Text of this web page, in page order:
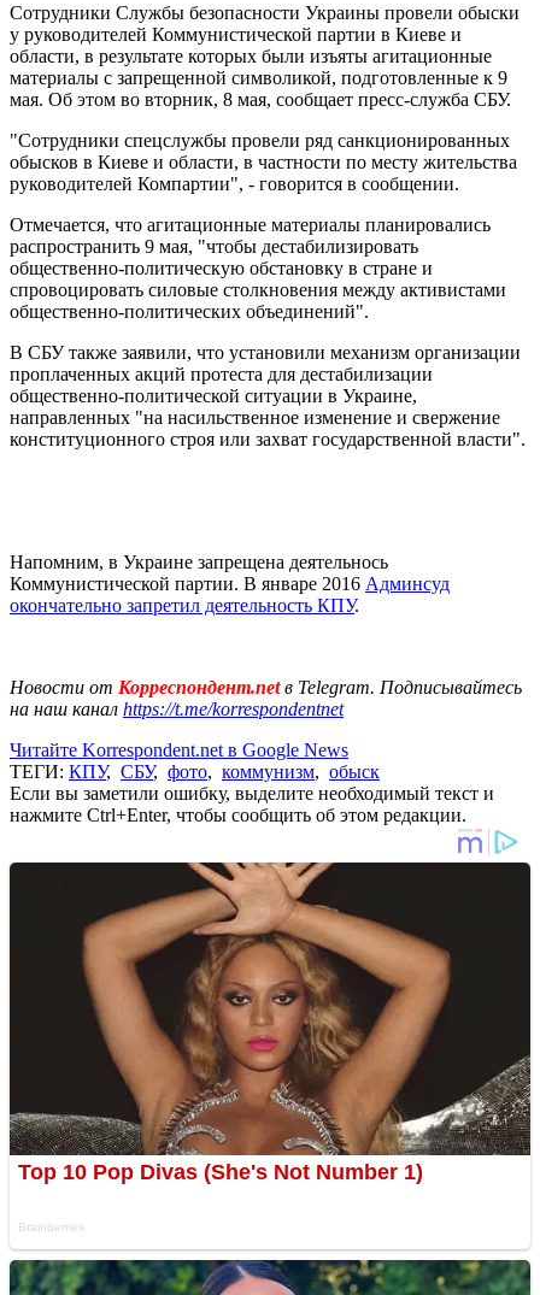
Сотрудники Службы безопасности Украины провели обыски
у руководителей Коммунистической партии в Киеве и
области, в результате которых были изъяты агитационные
материалы с запрещенной символикой, подготовленные к 9
мая. Об этом во вторник, 8 мая, сообщает пресс-служба СБУ.
"Сотрудники спецслужбы провели ряд санкционированных
обысков в Киеве и области, в частности по месту жительства
руководителей Компартии", - говорится в сообщении.
Отмечается, что агитационные материалы планировались
распространить 9 мая, "чтобы дестабилизировать
общественно-политическую обстановку в стране и
спровоцировать силовые столкновения между активистами
общественно-политических объединений".
В СБУ также заявили, что установили механизм организации
проплаченных акций протеста для дестабилизации
общественно-политической ситуации в Украине,
направленных "на насильственное изменение и свержение
конституционного строя или захват государственной власти".
Напомним, в Украине запрещена деятельнось
Коммунистической партии. В январе 2016 Админсуд
окончательно запретил деятельность КПУ.
Новости от Корреспондент.netв Telegram. Подписывайтесь
на наш канал https://t.me/korrespondentnet
Читайте Korrespondent.net в Google News
ТЕГИ: КПУ, СБУ, фото, коммунизм, обыск
Если вы заметили ошибку, выделите необходимый текст и
нажмите Ctrl+Enter, чтобы сообщить об этом редакции.